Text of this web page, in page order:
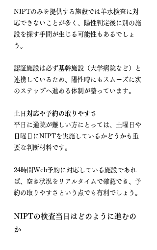
NIPTのみを提供する施設では羊水検査に対
応できないことが多く、陽性判定後に別の施
設を探す手間が生じる可能性もあるでしょ
う。
認証施設は必ず基幹施設（大学病院など）と
連携しているため、陽性時にもスムーズに次
のステップへ進める体制が整っています。
土日対応や予約の取りやすさ
平日に通院が難しい方にとっては、土曜日や
日曜日にNIPTを実施しているかどうかも重
要な判断材料です。
24時間Web予約に対応している施設であれ
ば、空き状況をリアルタイムで確認でき、予
約の取りやすさという点でも有利でしょう。
NIPTの検査当日はどのように進むの
か